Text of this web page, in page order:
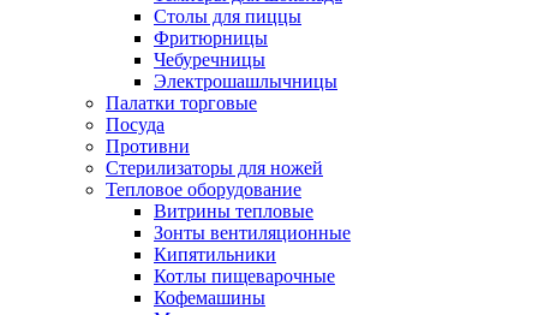
Столы для пиццы
Фритюрницы
Чебуречницы
Электрошашлычницы
Палатки торговые
Посуда
Противни
Стерилизаторы для ножей
Тепловое оборудование
Витрины тепловые
Зонты вентиляционные
Кипятильники
Котлы пищеварочные
Кофемашины